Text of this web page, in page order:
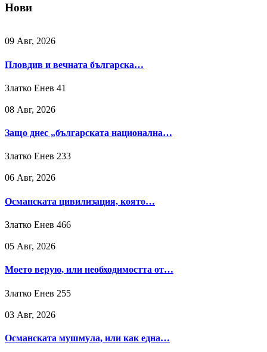
Нови
09 Авг, 2026
Пловдив и вечната българска…
Златко Енев 41
08 Авг, 2026
Защо днес „българската национална…
Златко Енев 233
06 Авг, 2026
Османската цивилизация, която…
Златко Енев 466
05 Авг, 2026
Моето верую, или необходимостта от…
Златко Енев 255
03 Авг, 2026
Османската мушмула, или как една…